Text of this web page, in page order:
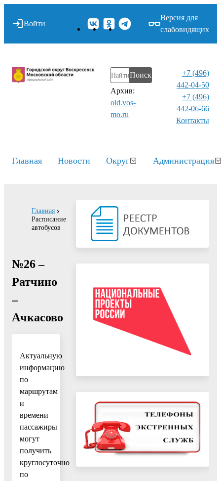
Войти
Версия для
слабовидящих
Поиск
Архив:
old.vos-
mo.ru
+7 (496)
442-04-50
+7 (496)
442-06-66
Контакты⁠
Главная Новости Округ Администрация
Главная
Расписание
автобусов
№26 –
Ратчино
–
Ачкасово
Актуальную
информацию
по
маршрутам
и
времени
пассажиры
могут
получить
круглосуточно
по